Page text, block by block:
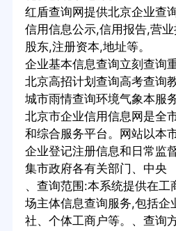
红盾查询网提供北京企业查
信用信息公示,信用报告,营
股东,注册资本,地址等。
企业基本信息查询立刻查询
北京高招计划查询高考查询
城市雨情查询环境气象本服
北京市企业信用信息网是全
和综合服务平台。网站以本
企业登记注册信息和日常监
集市政府各有关部门、中央
、查询范围:本系统提供在工
场主体信息查询服务,包括企
社、个体工商户等。、查询